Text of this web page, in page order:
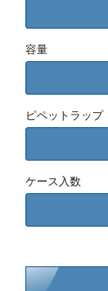
容量
ピペットラップ
ケース入数